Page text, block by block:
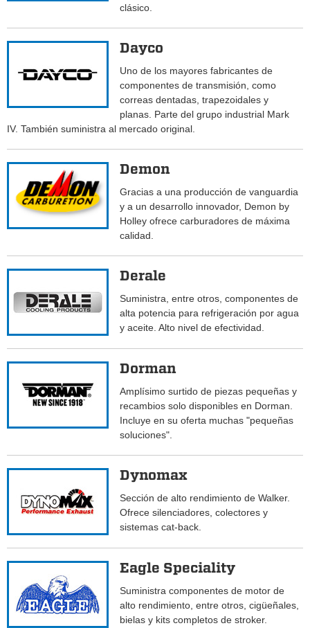
clásico.
Dayco
Uno de los mayores fabricantes de
componentes de transmisión, como
correas dentadas, trapezoidales y
planas. Parte del grupo industrial Mark
IV. También suministra al mercado original.
Demon
Gracias a una producción de vanguardia
y a un desarrollo innovador, Demon by
Holley ofrece carburadores de máxima
calidad.
Derale
Suministra, entre otros, componentes de
alta potencia para refrigeración por agua
y aceite. Alto nivel de efectividad.
Dorman
Amplísimo surtido de piezas pequeñas y
recambios solo disponibles en Dorman.
Incluye en su oferta muchas "pequeñas
soluciones".
Dynomax
Sección de alto rendimiento de Walker.
Ofrece silenciadores, colectores y
sistemas cat-back.
Eagle Speciality
Suministra componentes de motor de
alto rendimiento, entre otros, cigüeñales,
bielas y kits completos de stroker.